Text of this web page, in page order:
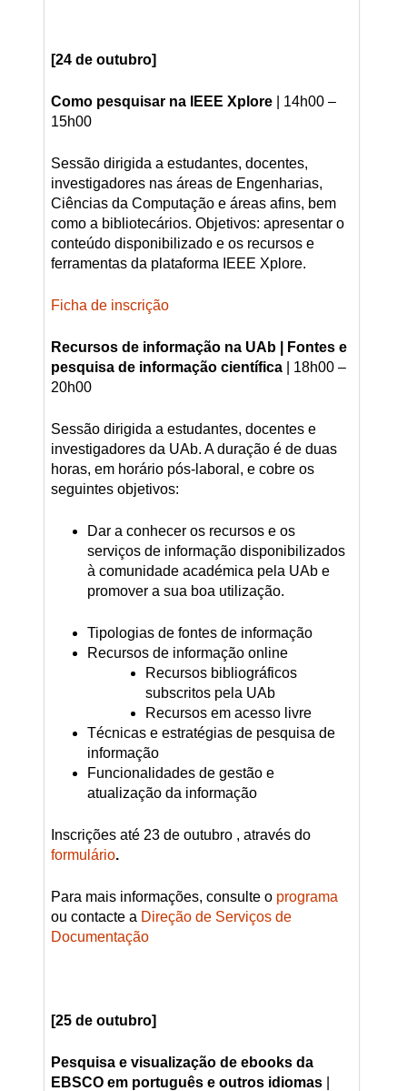
[24 de outubro]
Como pesquisar na IEEE Xplore
| 14h00 –
15h00
Sessão dirigida a estudantes, docentes,
investigadores nas áreas de Engenharias,
Ciências da Computação e áreas afins, bem
como a bibliotecários. Objetivos: apresentar o
conteúdo disponibilizado e os recursos e
ferramentas da plataforma IEEE Xplore.
Ficha de inscrição
Recursos de informação na UAb | Fontes e
pesquisa de informação científica
| 18h00 –
20h00
Sessão dirigida a estudantes, docentes e
investigadores da UAb. A duração é de duas
horas, em horário pós-laboral, e cobre os
seguintes objetivos:
Dar a conhecer os recursos e os
serviços de informação disponibilizados
à comunidade académica pela UAb e
promover a sua boa utilização.
Tipologias de fontes de informação
Recursos de informação online
Recursos bibliográficos
subscritos pela UAb
Recursos em acesso livre
Técnicas e estratégias de pesquisa de
informação
Funcionalidades de gestão e
atualização da informação
Inscrições até 23 de outubro , através do
formulário.
Para mais informações, consulte o programa
ou contacte a Direção de Serviços de
Documentação
[25 de outubro]
Pesquisa e visualização de ebooks da
EBSCO em português e outros idiomas